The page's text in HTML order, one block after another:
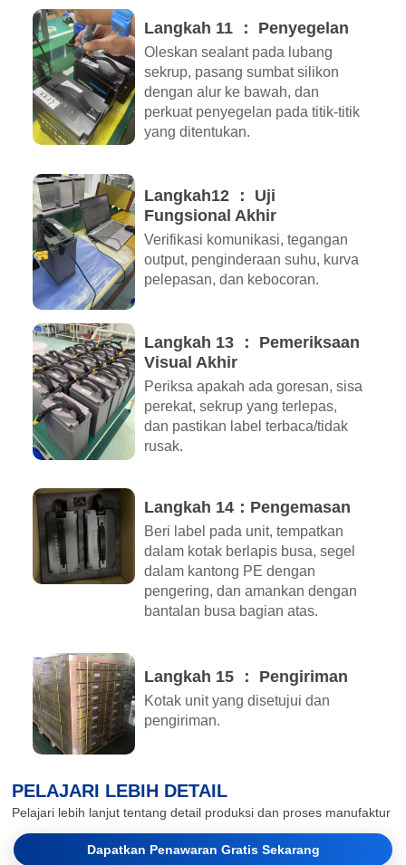
Langkah 11 ： Penyegelan
Oleskan sealant pada lubang
sekrup, pasang sumbat silikon
dengan alur ke bawah, dan
perkuat penyegelan pada titik-titik
yang ditentukan.
Langkah12 ： Uji
Fungsional Akhir
Verifikasi komunikasi, tegangan
output, penginderaan suhu, kurva
pelepasan, dan kebocoran.
Langkah 13 ： Pemeriksaan
Visual Akhir
Periksa apakah ada goresan, sisa
perekat, sekrup yang terlepas,
dan pastikan label terbaca/tidak
rusak.
Langkah 14：Pengemasan
Beri label pada unit, tempatkan
dalam kotak berlapis busa, segel
dalam kantong PE dengan
pengering, dan amankan dengan
bantalan busa bagian atas.
Langkah 15 ： Pengiriman
Kotak unit yang disetujui dan
pengiriman.
PELAJARI LEBIH DETAIL
Pelajari lebih lanjut tentang detail produksi dan proses manufaktur
Dapatkan Penawaran Gratis Sekarang